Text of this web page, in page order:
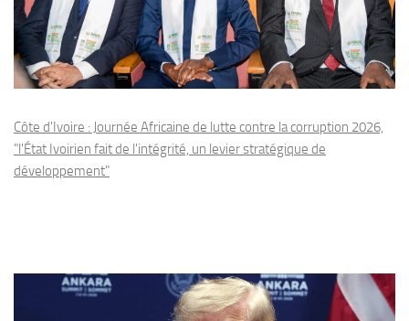
Côte d'Ivoire : Journée Africaine de lutte contre la corruption 2026,
"l'État Ivoirien fait de l'intégrité, un levier stratégique de
développement"